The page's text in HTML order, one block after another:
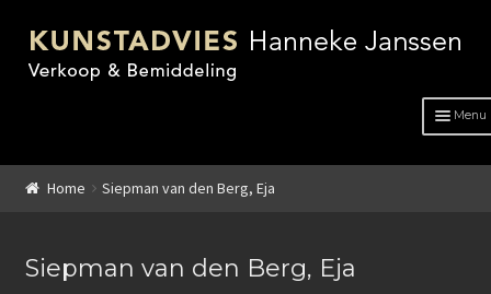
Menu
ADVIES
Home Siepman van den Berg, Eja
Siepman van den Berg, Eja